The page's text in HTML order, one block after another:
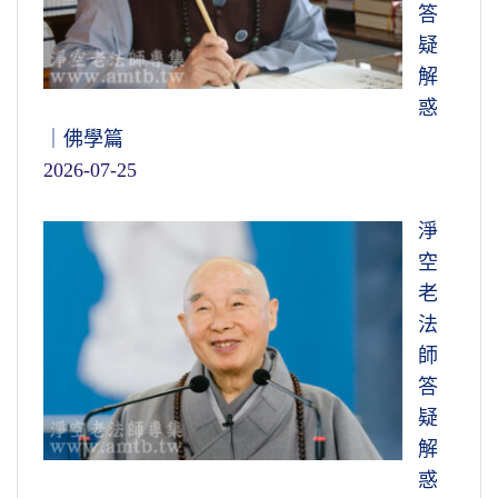
答
疑
解
惑
｜佛學篇
2026-07-25
淨
空
老
法
師
答
疑
解
惑